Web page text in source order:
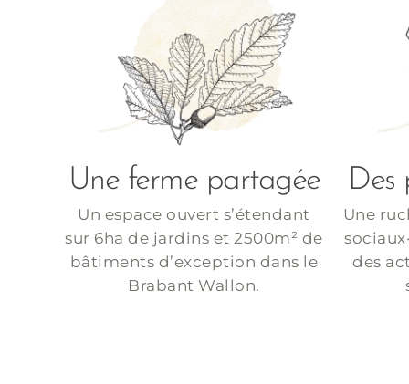
Une ferme partagée
Un espace ouvert s’étendant
sur 6ha de jardins et 2500m² de
bâtiments d’exception dans le
Brabant Wallon.
Des
Une
des